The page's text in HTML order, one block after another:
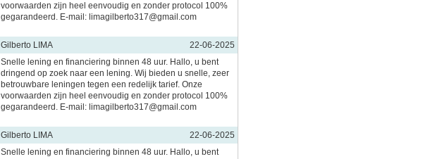
voorwaarden zijn heel eenvoudig en zonder protocol 100%
gegarandeerd. E-mail: limagilberto317@gmail.com
Gilberto LIMA
22-06-2025
Snelle lening en financiering binnen 48 uur. Hallo, u bent
dringend op zoek naar een lening. Wij bieden u snelle, zeer
betrouwbare leningen tegen een redelijk tarief. Onze
voorwaarden zijn heel eenvoudig en zonder protocol 100%
gegarandeerd. E-mail: limagilberto317@gmail.com
Gilberto LIMA
22-06-2025
Snelle lening en financiering binnen 48 uur. Hallo, u bent